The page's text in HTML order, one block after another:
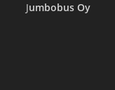
Jumbobus Oy